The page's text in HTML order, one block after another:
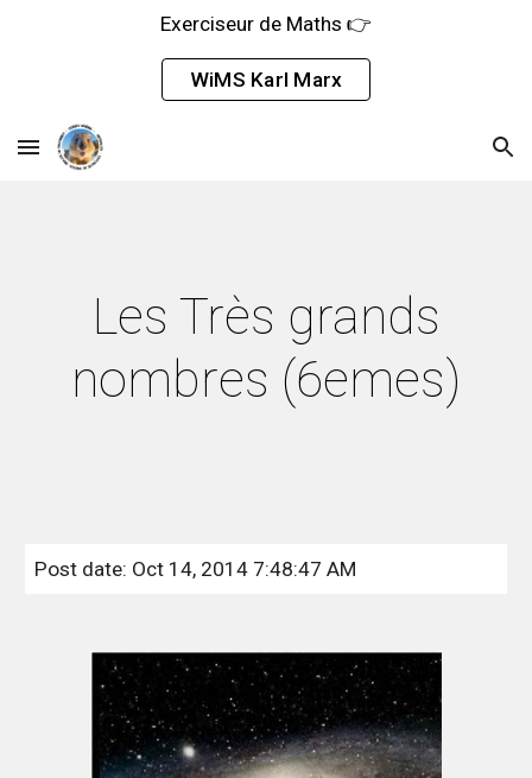
Exerciseur de Maths 👉
WiMS Karl Marx
Les Très grands
nombres (6emes)
Post date: Oct 14, 2014 7:48:47 AM